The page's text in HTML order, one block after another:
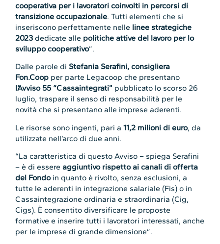
cooperativa per i lavoratori coinvolti in percorsi di
transizione occupazionale. Tutti elementi che si
inseriscono perfettamente nelle linee strategiche
2023 dedicate alle politiche attive del lavoro per lo
sviluppo cooperativo”.
Dalle parole di Stefania Serafini, consigliera
Fon.Coop per parte Legacoop che presentano
l’Avviso 55 “Cassaintegrati” pubblicato lo scorso 26
luglio, traspare il senso di responsabilità per le
novità che si presentano alle imprese aderenti.
Le risorse sono ingenti, pari a11,2 milioni di euro, da
utilizzate nell’arco di due anni.
“La caratteristica di questo Avviso – spiega Serafini
– è di essereaggiuntivo rispetto ai canali di offerta
del Fondoin quanto è rivolto, senza esclusioni, a
tutte le aderenti in integrazione salariale (Fis) o in
Cassaintegrazione ordinaria e straordinaria (Cig,
Cigs). È consentito diversificare le proposte
formative e inserire tutti i lavoratori interessati, anche
per le imprese di grande dimensione”.